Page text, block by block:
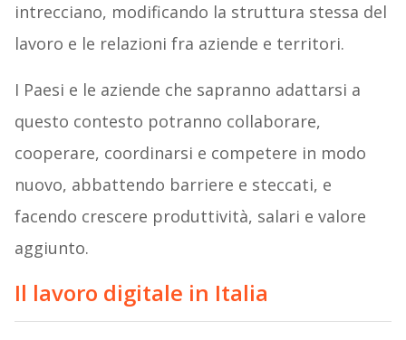
intrecciano, modificando la struttura stessa del
lavoro e le relazioni fra aziende e territori.
I Paesi e le aziende che sapranno adattarsi a
questo contesto potranno collaborare,
cooperare, coordinarsi e competere in modo
nuovo, abbattendo barriere e steccati, e
facendo crescere produttività, salari e valore
aggiunto.
Il lavoro digitale in Italia